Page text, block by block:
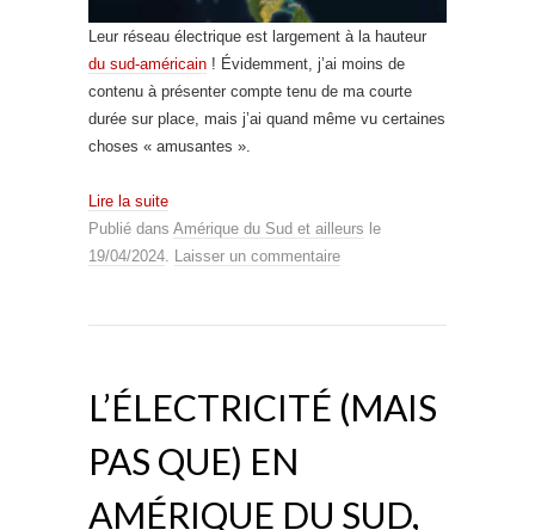
Leur réseau électrique est largement à la hauteur
du sud-américain ! Évidemment, j’ai moins de
contenu à présenter compte tenu de ma courte
durée sur place, mais j’ai quand même vu certaines
choses « amusantes ».
Lire la suite
Publié dans Amérique du Sud et ailleurs le
19/04/2024. Laisser un commentaire
L’ÉLECTRICITÉ (MAIS
PAS QUE) EN
AMÉRIQUE DU SUD,